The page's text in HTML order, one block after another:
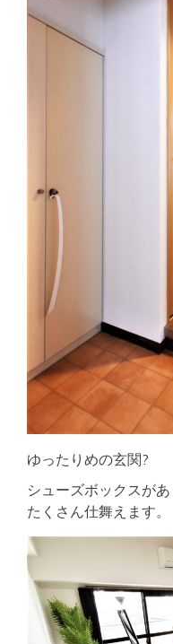
ゆったりめの玄関?
シューズボックスが
たくさん仕舞えます。